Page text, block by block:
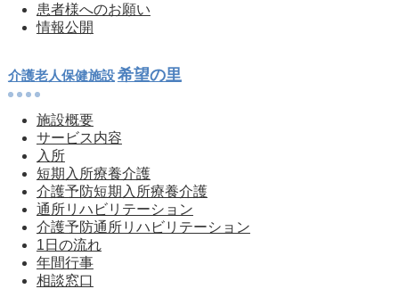
患者様へのお願い
情報公開
介護老人保健施設希望の里
施設概要
サービス内容
入所
短期入所療養介護
介護予防短期入所療養介護
通所リハビリテーション
介護予防通所リハビリテーション
1日の流れ
年間行事
相談窓口